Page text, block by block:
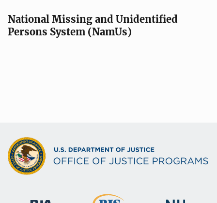
National Missing and Unidentified
Persons System (NamUs)